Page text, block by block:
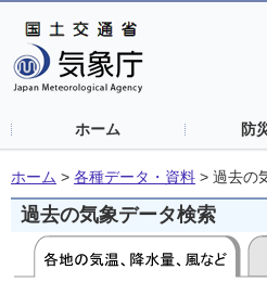
ホーム 防
ホーム > 各種データ・資料 > 過去の
過去の気象データ検索